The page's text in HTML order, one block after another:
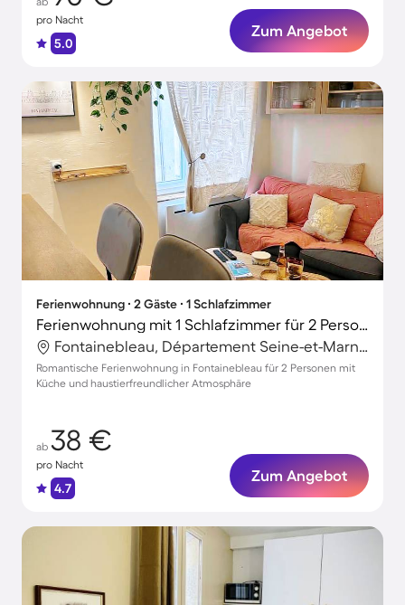
pro Nacht
5.0
Zum Angebot
Ferienwohnung ∙ 2 Gäste ∙ 1 Schlafzimmer
Ferienwohnung mit 1 Schlafzimmer für 2 Personen
Fontainebleau, Département Seine-et-Marne, Frankreich
Romantische Ferienwohnung in Fontainebleau für 2 Personen mit
Küche und haustierfreundlicher Atmosphäre
ab 38 €
pro Nacht
4.7
Zum Angebot